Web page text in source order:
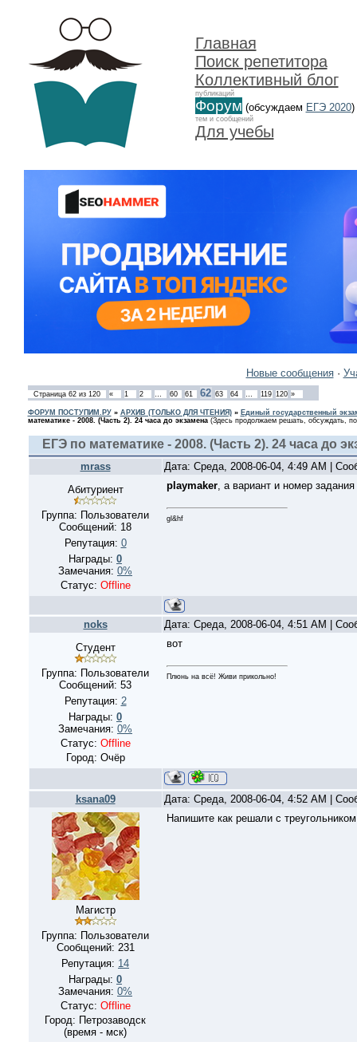
Главная
Поиск репетитора
Коллективный блог
публикаций
Форум (обсуждаем ЕГЭ 2020)
тем и сообщений
Для учебы
Новые сообщения·
Страница 62из 120 « 1 2 … 60 61 62 63 64 … 119 120 »
ФОРУМ ПОСТУПИМ.РУ» АРХИВ (ТОЛЬКО ДЛЯ ЧТЕНИЯ)» Единый государственный
математике - 2008. (Часть 2). 24 часа до экзамена (Здесь продолжаем решать, обсуждать,
ЕГЭ по математике - 2008. (Часть 2). 24 часа до
mrass
Дата: Среда, 2008-06-04, 4:49 AM |
Абитуриент
Группа: Пользователи
Сообщений: 18
Репутация: 0
Награды: 0
Замечания: 0%
Статус: Offline
playmaker, а вариант и номер
gl&hf
noks
Дата: Среда, 2008-06-04, 4:51 AM |
Студент
Группа: Пользователи
Сообщений: 53
Репутация: 2
Награды: 0
Замечания: 0%
Статус: Offline
Город: Очёр
вот
Плюнь на всё! Живи прикольно!
ksana09 Дата: Среда, 2008-06-04, 4:52 AM |
Магистр
Группа: Пользователи
Сообщений: 231
Репутация: 14
Награды: 0
Замечания: 0%
Статус: Offline
Город: Петрозаводск
(время - мск)
Напишите как решали с